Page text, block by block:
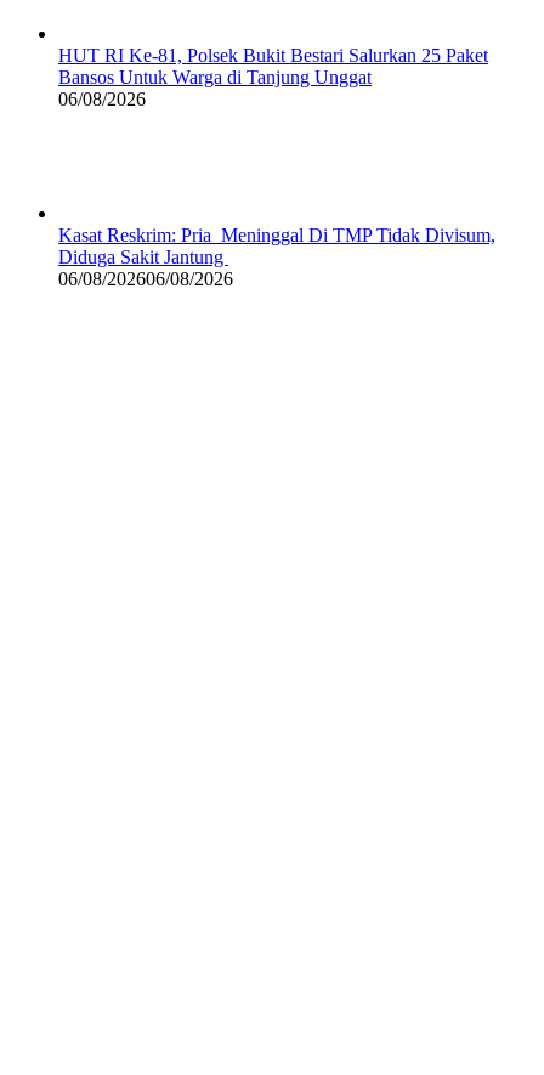
HUT RI Ke-81, Polsek Bukit Bestari Salurkan 25 Paket
Bansos Untuk Warga di Tanjung Unggat
06/08/2026
Kasat Reskrim: Pria Meninggal Di TMP Tidak Divisum,
Diduga Sakit Jantung
06/08/202606/08/2026